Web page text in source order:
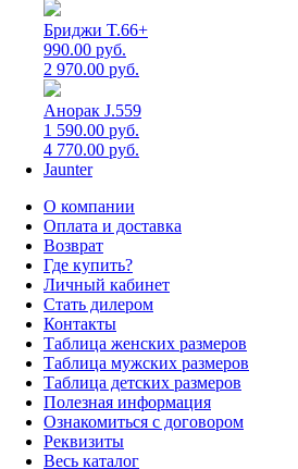
Бриджи T.66+
990.00 руб.
2 970.00 руб.
Анорак J.559
1 590.00 руб.
4 770.00 руб.
Jaunter
О компании
Оплата и доставка
Возврат
Где купить?
Личный кабинет
Стать дилером
Контакты
Таблица женских размеров
Таблица мужских размеров
Таблица детских размеров
Полезная информация
Ознакомиться с договором
Реквизиты
Весь каталог